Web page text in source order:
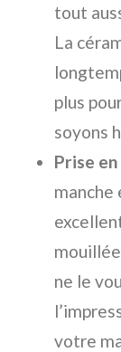
tout
La
plus
soyons
Prise
manche
ne le
votre